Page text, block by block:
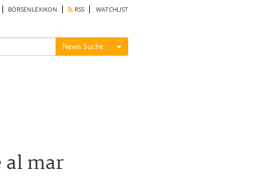
BÖRSENLEXIKON RSS WATCHLIST
News Suche Menü ein-/ausblenden
mar